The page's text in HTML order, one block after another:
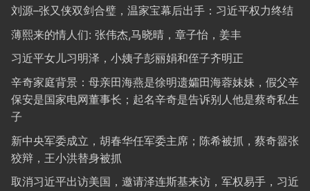
刘源–张又侠双剑合璧，温家宝幕后出手：习近平权力终结
薄熙来的情人们: 张伟杰,马晓晴，章子怡，姜丰
习近平女儿习明泽，小姨子彭丽娟和侄子齐明正
辛奇家庭背景：母亲田海燕是徐明遗孀田海蓉妹妹，假父辛
保安是国家电网董事长；起名辛奇是告诉别人他是蔡奇私生
子
新中央军委成立，胡春华任军委主席；陈希被抓，蔡奇嚣张
狡辩，王小洪替身被抓
取消习近平出访美国，邀请泽连斯基来访，军权易手，习近